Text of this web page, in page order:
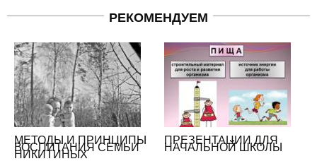
РЕКОМЕНДУЕМ
МЕТОДЫ И ПРИНЦИПЫ
ВОСПИТАНИЯ СЕМЬИ
НИКИТИНЫХ
ПРЕЗЕНТАЦИИ ДЛЯ
НАЧАЛЬНОЙ ШКОЛЫ